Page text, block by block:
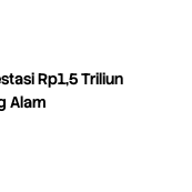
Rp1,5 Triliun
Alam